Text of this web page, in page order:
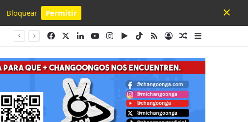
Bloquear Permitir
Powered by SendPulse
×
FacebookLinkedInYouTubeInstagram
Google Play
TikTok
RSSAccesoPublicación al
Barra lateral